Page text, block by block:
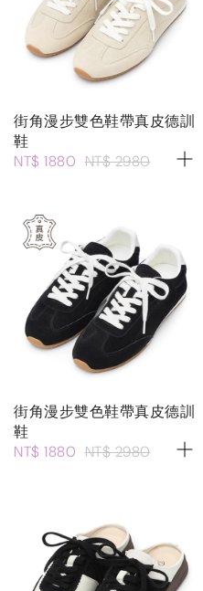
街角漫步雙色鞋帶真皮德訓
鞋
NT$ 1880 NT$ 2980
街角漫步雙色鞋帶真皮德訓
鞋
NT$ 1880 NT$ 2980